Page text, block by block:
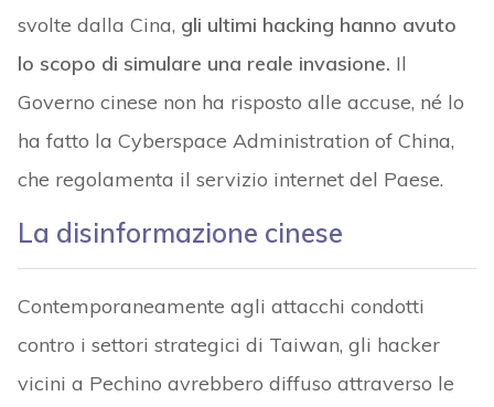
svolte dalla Cina, gli ultimi hacking hanno avuto
lo scopo di simulare una reale invasione. Il
Governo cinese non ha risposto alle accuse, né lo
ha fatto la Cyberspace Administration of China,
che regolamenta il servizio internet del Paese.
La disinformazione cinese
Contemporaneamente agli attacchi condotti
contro i settori strategici di Taiwan, gli hacker
vicini a Pechino avrebbero diffuso attraverso le